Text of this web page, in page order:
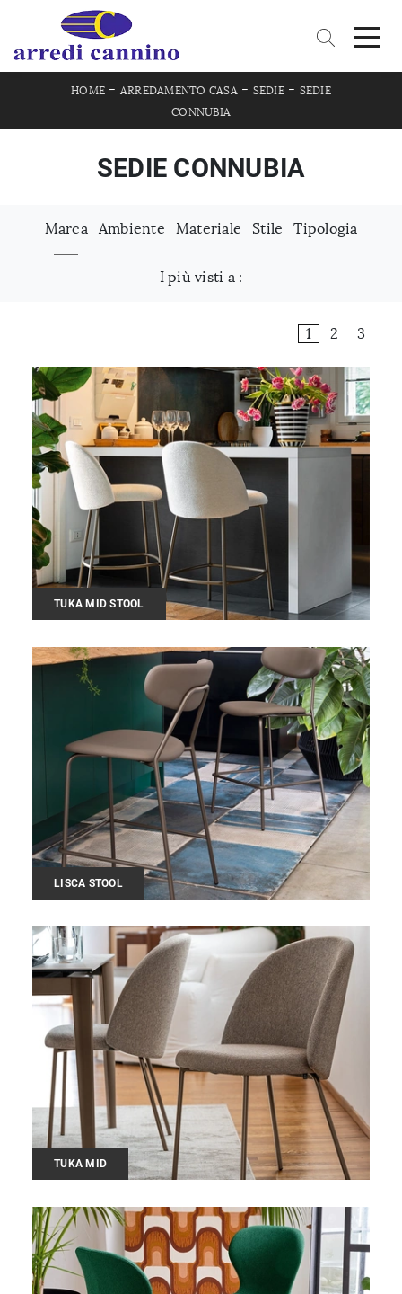
HOME - ARREDAMENTO CASA- SEDIE- SEDIE
CONNUBIA
SEDIE CONNUBIA
Marca Ambiente Materiale Stile Tipologia
I più visti a :
1 2 3
TUKA MID STOOL
LISCA STOOL
TUKA MID